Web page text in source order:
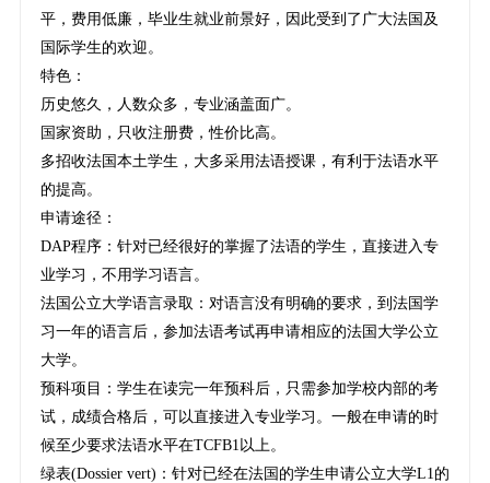
平，费用低廉，毕业生就业前景好，因此受到了广大法国及
国际学生的欢迎。
特色：
历史悠久，人数众多，专业涵盖面广。
国家资助，只收注册费，性价比高。
多招收法国本土学生，大多采用法语授课，有利于法语水平
的提高。
申请途径：
DAP程序：针对已经很好的掌握了法语的学生，直接进入专
业学习，不用学习语言。
法国公立大学语言录取：对语言没有明确的要求，到法国学
习一年的语言后，参加法语考试再申请相应的法国大学公立
大学。
预科项目：学生在读完一年预科后，只需参加学校内部的考
试，成绩合格后，可以直接进入专业学习。一般在申请的时
候至少要求法语水平在TCFB1以上。
绿表(Dossier vert)：针对已经在法国的学生申请公立大学L1的